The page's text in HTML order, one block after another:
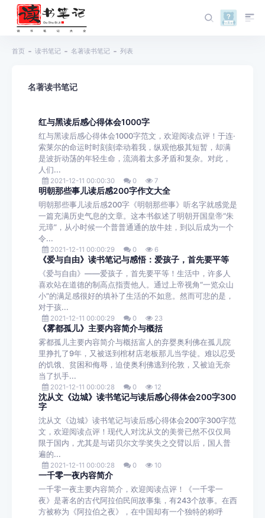
首页 读书笔记 名著读书笔记 列表
名著读书笔记
红与黑读后感心得体会1000字
红与黑读后感心得体会1000字范文，欢迎阅读点评！于连·
索莱尔的命运时时刻刻牵动着我，纵观他极其短暂，却满
是波折动荡的年轻生命，流淌着太多矛盾和复杂。对此，
人们...
2021-12-11 00:00:30 0 7
明朝那些事儿读后感200字作文大全
明朝那些事儿读后感200字《明朝那些事》听名字就感觉是
一篇充满历史气息的文章。这本书叙述了明朝开国皇帝“朱
元璋”，从小时候一个普普通通的放牛娃，到以后成为一个
令...
2021-12-11 00:00:29 0 6
《爱与自由》读书笔记与感悟：爱孩子，首先要平等
《爱与自由》——爱孩子，首先要平等！生活中，许多人
喜欢站在道德的制高点指责他人。通过上帝视角“一览众山
小”的满足感很好的填补了生活的不如意。然而可悲的是，
对于孩...
2021-12-11 00:00:29 0 23
《雾都孤儿》主要内容简介与概括
雾都孤儿主要内容简介与概括富人的弃婴奥利佛在孤儿院
里挣扎了9年，又被送到棺材店老板那儿当学徒。难以忍受
的饥饿、贫困和侮辱，迫使奥利佛逃到伦敦，又被迫无奈
当了扒手...
2021-12-11 00:00:28 0 12
沈从文《边城》读书笔记与读后感心得体会200字300
字
沈从文《边城》读书笔记与读后感心得体会200字300字范
文，欢迎阅读点评！现代人对沈从文的美誉已然不仅仅局
限于国内，尤其是与诺贝尔文学奖失之交臂以后，国人普
遍的...
2021-12-11 00:00:28 0 10
一千零一夜内容简介
一千零一夜主要内容简介，欢迎阅读点评！《一千零一
夜》是著名的古代阿拉伯民间故事集，有243个故事。在西
方被称为《阿拉伯之夜》，在中国却有一个独特的称呼